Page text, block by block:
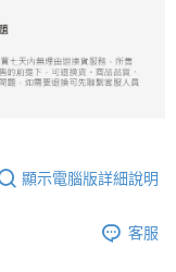
顯示電腦版詳細說明
客服